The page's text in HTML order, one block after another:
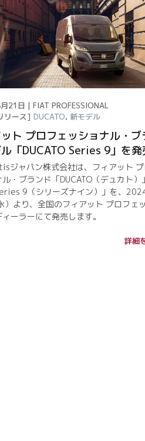
21日 | FIAT PROFESSIONAL
リース] DUCATO, 新モデル
ト プロフェッショナル・ブ
「DUCATO Series 9」を発
ジャパン株式会社は、フィアット プ
ル・ブランド「DUCATO（デュカト）
9（シリーズナイン）」を、
）より、全国のフィアット プロフェ
ーラーにて発売します。
詳細